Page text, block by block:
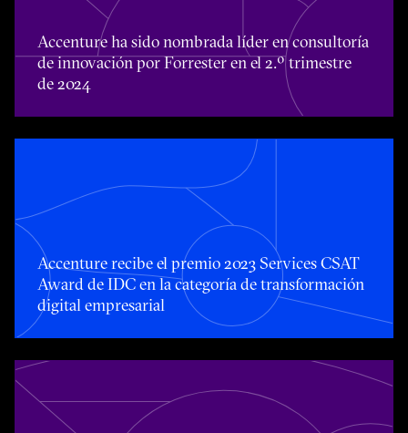
Toggle awards card detail view
Accenture ha sido nombrada líder en consultoría
de innovación por Forrester en el 2.º trimestre
de 2024
Toggle awards card detail view
Accenture recibe el premio 2023 Services CSAT
Award de IDC en la categoría de transformación
digital empresarial